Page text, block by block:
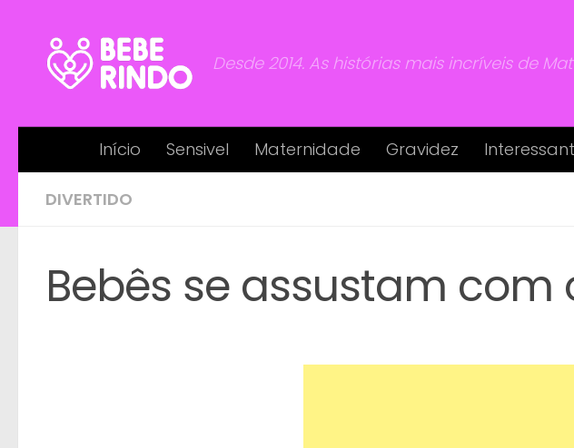
Desde 2014. As histórias mais incríveis de
Início Sensivel Maternidade Gravidez
DIVERTIDO
Bebês se assustam com